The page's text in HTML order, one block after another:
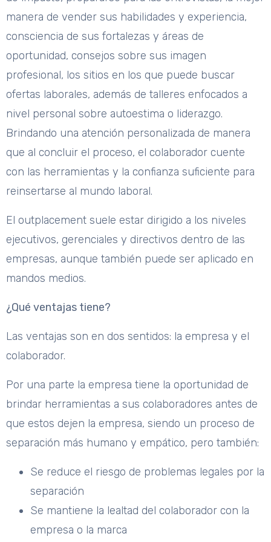
manera de vender sus habilidades y experiencia,
consciencia de sus fortalezas y áreas de
oportunidad, consejos sobre sus imagen
profesional, los sitios en los que puede buscar
ofertas laborales, además de talleres enfocados a
nivel personal sobre autoestima o liderazgo.
Brindando una atención personalizada de manera
que al concluir el proceso, el colaborador cuente
con las herramientas y la confianza suficiente para
reinsertarse al mundo laboral.
El outplacement suele estar dirigido a los niveles
ejecutivos, gerenciales y directivos dentro de las
empresas, aunque también puede ser aplicado en
mandos medios.
¿Qué ventajas tiene?
Las ventajas son en dos sentidos: la empresa y el
colaborador.
Por una parte la empresa tiene la oportunidad de
brindar herramientas a sus colaboradores antes de
que estos dejen la empresa, siendo un proceso de
separación más humano y empático, pero también:
Se reduce el riesgo de problemas legales por la
separación
Se mantiene la lealtad del colaborador con la
empresa o la marca